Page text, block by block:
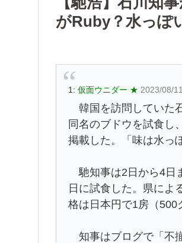
がRuby？水っぽ
1: 仮面ウニダー ★ 2023/08/
韓国を訪問していた
同名のブドウを試食し
掲載した。「味は水っ
馳知事は2日から4日
日に試食した。県によ
格は日本円で1房（500
知事はブログで「不